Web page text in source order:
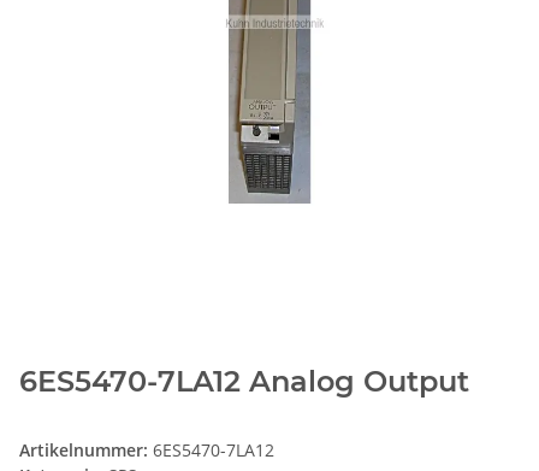
6ES5470-7LA12 Analog Output
Artikelnummer: 6ES5470-7LA12